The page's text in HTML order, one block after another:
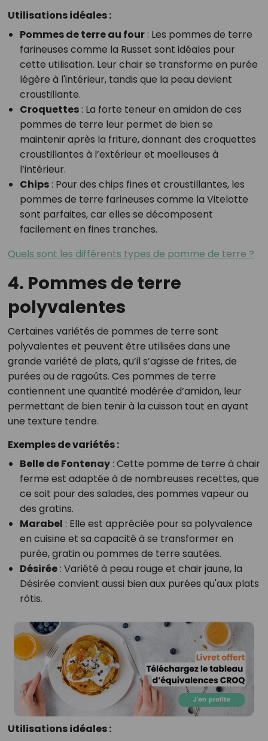
Utilisations idéales :
Pommes de terre au four: Les pommes de terre
farineuses comme la Russet sont idéales pour
cette utilisation. Leur chair se transforme en purée
légère à l'intérieur, tandis que la peau devient
croustillante.
Croquettes: La forte teneur en amidon de ces
pommes de terre leur permet de bien se
maintenir après la friture, donnant des croquettes
croustillantes à l’extérieur et moelleuses à
l’intérieur.
Chips: Pour des chips fines et croustillantes, les
pommes de terre farineuses comme la Vitelotte
sont parfaites, car elles se décomposent
facilement en fines tranches.
Quels sont les différents types de pomme de terre ?
4. Pommes de terre
polyvalentes
Certaines variétés de pommes de terre sont
polyvalentes et peuvent être utilisées dans une
grande variété de plats, qu’il s’agisse de frites, de
purées ou de ragoûts. Ces pommes de terre
contiennent une quantité modérée d’amidon, leur
permettant de bien tenir à la cuisson tout en ayant
une texture tendre.
Exemples de variétés :
Belle de Fontenay: Cette pomme de terre à chair
ferme est adaptée à de nombreuses recettes, que
ce soit pour des salades, des pommes vapeur ou
des gratins.
Marabel : Elle est appréciée pour sa polyvalence
en cuisine et sa capacité à se transformer en
purée, gratin ou pommes de terre sautées.
Désirée: Variété à peau rouge et chair jaune, la
Désirée convient aussi bien aux purées qu'aux plats
rôtis.
Utilisations idéales :